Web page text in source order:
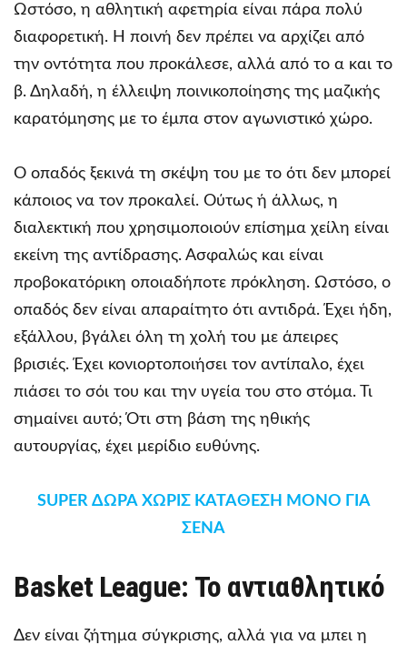
Ωστόσο, η αθλητική αφετηρία είναι πάρα πολύ
διαφορετική. Η ποινή δεν πρέπει να αρχίζει από
την οντότητα που προκάλεσε, αλλά από το α και το
β. Δηλαδή, η έλλειψη ποινικοποίησης της μαζικής
καρατόμησης με το έμπα στον αγωνιστικό χώρο.
Ο οπαδός ξεκινά τη σκέψη του με το ότι δεν μπορεί
κάποιος να τον προκαλεί. Ούτως ή άλλως, η
διαλεκτική που χρησιμοποιούν επίσημα χείλη είναι
εκείνη της αντίδρασης. Ασφαλώς και είναι
προβοκατόρικη οποιαδήποτε πρόκληση. Ωστόσο, ο
οπαδός δεν είναι απαραίτητο ότι αντιδρά. Έχει ήδη,
εξάλλου, βγάλει όλη τη χολή του με άπειρες
βρισιές. Έχει κονιορτοποιήσει τον αντίπαλο, έχει
πιάσει το σόι του και την υγεία του στο στόμα. Τι
σημαίνει αυτό; Ότι στη βάση της ηθικής
αυτουργίας, έχει μερίδιο ευθύνης.
SUPER ΔΩΡΑ ΧΩΡΙΣ ΚΑΤΑΘΕΣΗ ΜΟΝΟ ΓΙΑ
ΣΕΝΑ
Basket League: Το αντιαθλητικό
Δεν είναι ζήτημα σύγκρισης, αλλά για να μπει η